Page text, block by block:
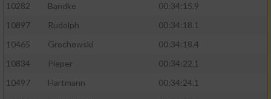
10282
Bandke
00:34:15.9
10897
Rudolph
00:34:18.1
10465
Grochowski
00:34:18.4
10834
Pieper
00:34:22.1
10497
Hartmann
00:34:24.1